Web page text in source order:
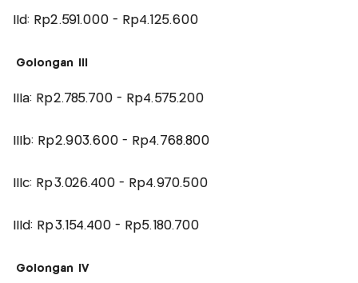
IId: Rp2.591.000 - Rp4.125.600
Golongan III
IIIa: Rp2.785.700 - Rp4.575.200
IIIb: Rp2.903.600 - Rp4.768.800
IIIc: Rp3.026.400 - Rp4.970.500
IIId: Rp3.154.400 - Rp5.180.700
Golongan IV